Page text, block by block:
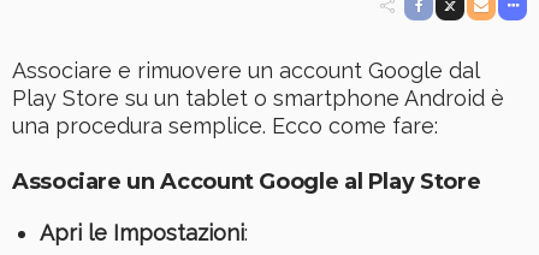
Associare e rimuovere un account Google dal
Play Store su un tablet o smartphone Android è
una procedura semplice. Ecco come fare:
Associare un Account Google al Play Store
Apri le Impostazioni: